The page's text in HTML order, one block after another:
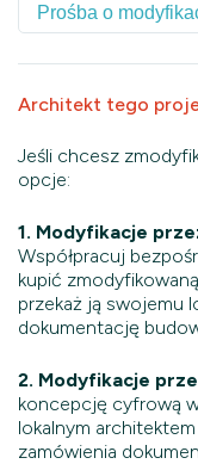
Prośba o
Architekt tego
Jeśli chcesz
opcje:
1. Modyfikacje
Współpracuj
kupić
przekaż ją swojemu
dokumentację
2. Modyfikacje
koncepcję cyfrową
lokalnym
zamówienia